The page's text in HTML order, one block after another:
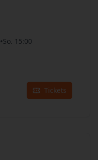
•So. 15:00
Tickets